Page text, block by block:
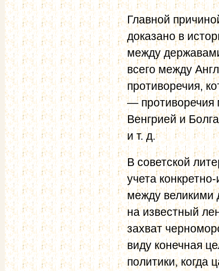
Главной
доказано в
между
всего между
противоречия,
— противоречия
Венгрией и
и т. д.
В советской
учета
между великими
на известный
захват
виду конечная
политики, когда